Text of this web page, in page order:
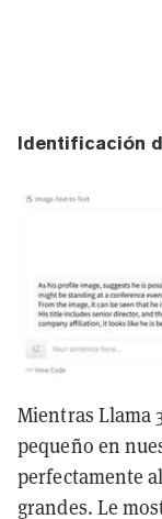
Identificación
Mientras Llama
pequeño en
perfectamente
grandes. Le